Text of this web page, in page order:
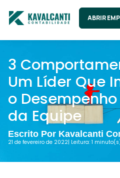
ABRIR
3
Um Líder Que
o
da Equipe
Escrito Por Kavalcanti
21 de fevereiro de 2022| Leitura: 1